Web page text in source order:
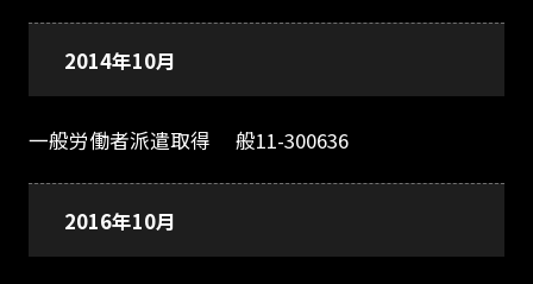
2014年10月
一般労働者派遣取得 般11-300636
2016年10月